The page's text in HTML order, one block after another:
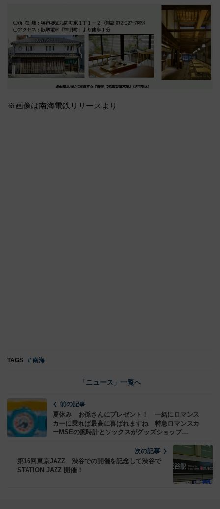
※画像は南海電鉄リリースより
TAGS # 南海
「ニュース」一覧へ
前の記事
夏休み お孫さんにプレゼント！ 一緒にロマンス
カーに乗れば最高に喜ばれますね 特急ロマンスカ
ーMSEの腕時計とソックスがグッズショップ
次の記事
第16回東京JAZZ 渋谷での開催を記念して渋谷で
STATION JAZZ 開催！